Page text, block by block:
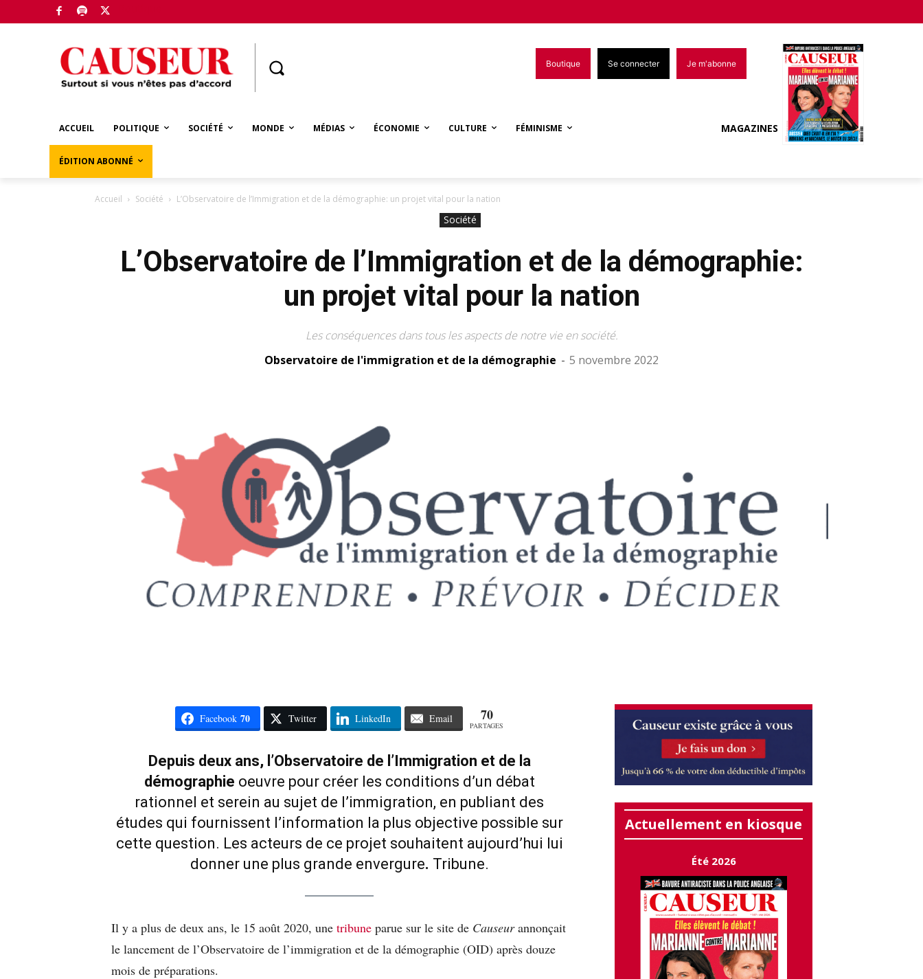
Boutique Se connecter Je m'abonne
ACCUEIL POLITIQUE SOCIÉTÉ MONDE MÉDIAS ÉCONOMIE CULTURE FÉMINISME
ÉDITION ABONNÉ
MAGAZINES
Accueil Société L’Observatoire de l’Immigration et de la démographie: un projet vital pour la nation
Société
L’Observatoire de l’Immigration et de la démographie:
un projet vital pour la nation
Les conséquences dans tous les aspects de notre vie en société.
Observatoire de l'immigration et de la démographie - 5 novembre 2022
Facebook 70 Twitter LinkedIn Email 70
PARTAGES
Depuis deux ans, l’Observatoire de l’Immigration et de la
démographie oeuvre pour créer les conditions d’un débat
rationnel et serein au sujet de l’immigration, en publiant des
études qui fournissent l’information la plus objective possible sur
cette question. Les acteurs de ce projet souhaitent aujourd’hui lui
donner une plus grande envergure. Tribune.
Il y a plus de deux ans, le 15 août 2020, une tribune parue sur le site de Causeurannonçait
le lancement de l’Observatoire de l’immigration et de la démographie (OID) après douze
mois de préparations.
Actuellement en kiosque
Été 2026